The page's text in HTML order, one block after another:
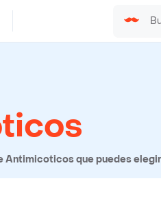
Antimicoticos que puedes